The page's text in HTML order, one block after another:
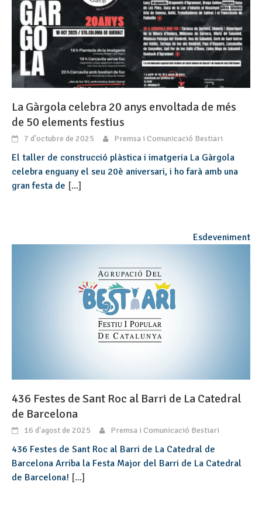
La Gàrgola celebra 20 anys envoltada de més
de 50 elements festius
7 d'octubre de 2025 Premsa i Comunicació Bestiari
El taller de construcció plàstica i imatgeria La Gàrgola
celebra enguany el seu 20è aniversari, i ho farà amb una
gran festa de [...]
Esdeveniment
436 Festes de Sant Roc al Barri de La Catedral
de Barcelona
16 d'agost de 2025 Premsa i Comunicació Bestiari
436 Festes de Sant Roc al Barri de La Catedral de
Barcelona Arriba la Festa Major del Barri de La Catedral
de Barcelona! [...]